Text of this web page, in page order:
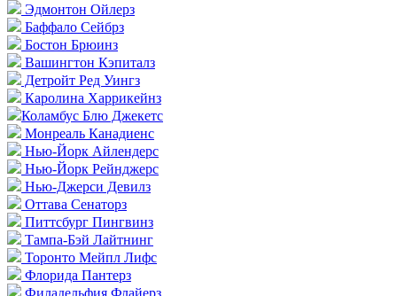
Эдмонтон Ойлерз
Баффало Сейбрз
Бостон Брюинз
Вашингтон Кэпиталз
Детройт Ред Уингз
Каролина Харрикейнз
Коламбус Блю Джекетс
Монреаль Канадиенс
Нью-Йорк Айлендерс
Нью-Йорк Рейнджерс
Нью-Джерси Девилз
Оттава Сенаторз
Питтсбург Пингвинз
Тампа-Бэй Лайтнинг
Торонто Мейпл Лифс
Флорида Пантерз
Филадельфия Флайерз